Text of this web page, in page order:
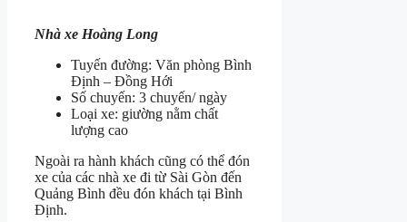
Nhà xe Hoàng Long
Tuyến đường: Văn phòng Bình
Định – Đồng Hới
Số chuyến: 3 chuyến/ ngày
Loại xe: giường nằm chất
lượng cao
Ngoài ra hành khách cũng có thể đón
xe của các nhà xe đi từ Sài Gòn đến
Quảng Bình đều đón khách tại Bình
Định.